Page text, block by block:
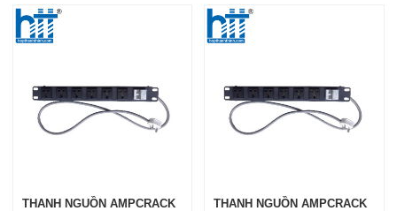
THANH NGUỒN AMPCRACK
THANH NGUỒN AMPCRACK